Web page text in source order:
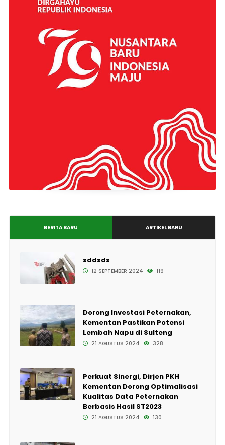
BERITA BARU ARTIKEL BARU
sddsds
12 SEPTEMBER 2024 119
Dorong Investasi Peternakan,
Kementan Pastikan Potensi
Lembah Napu di Sulteng
21 AGUSTUS 2024 328
Perkuat Sinergi, Dirjen PKH
Kementan Dorong Optimalisasi
Kualitas Data Peternakan
Berbasis Hasil ST2023
21 AGUSTUS 2024 130